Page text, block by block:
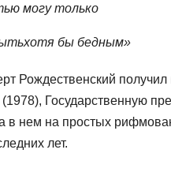
могу только
бы бедным»
Рождественский
Государственную
в нем на простых
лет.